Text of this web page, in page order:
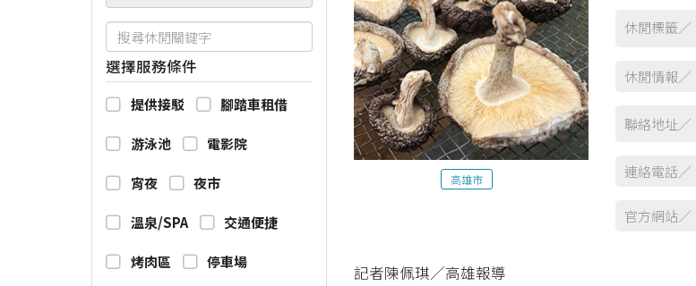
選擇服務條件
提供接駁 腳踏車租借
游泳池 電影院
宵夜 夜市
溫泉/SPA 交通便捷
烤肉區 停車場
高雄市
休閒標籤／
休閒情報／
聯絡地址／
連絡電話／
官方網站／
記者陳佩琪／高雄報導